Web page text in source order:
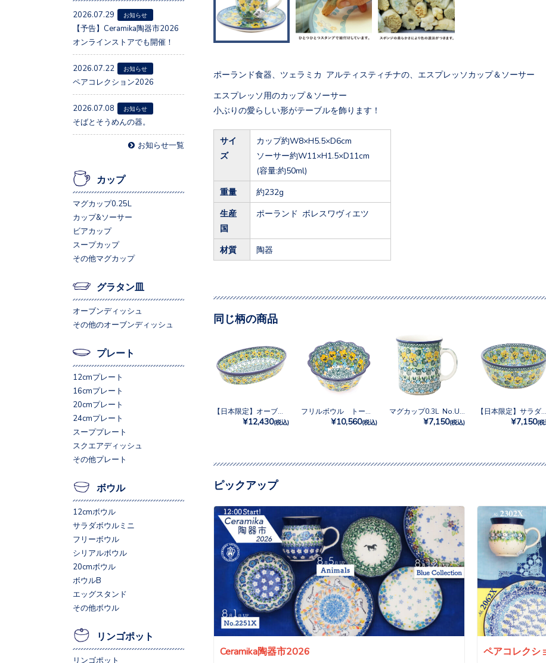
ポーランド食器、ツェラミカ アルティスティチナの、エスプレッソカップ＆ソーサー
エスプレッソ用のカップ＆ソーサー
小ぶりの愛らしい形がテーブルを飾ります！
サイ
ズ
カップ約W8×H5.5×D6cm
ソーサー約W11×H1.5×D11cm
(容量:約50ml)
重量 約232g
生産
国
ポーランド ボレスワヴィエツ
材質 陶器
同じ柄の商品
¥12,430(税込) ¥10,560(税込) ¥7,150(税込)
【日本限定】サラダボウルミニ No.U4-4842
¥7,150(税
ピックアップ
Ceramika陶器市2026 ペアコレクシ
2026.07.29 お知らせ
【予告】Ceramika陶器市2026
オンラインストアでも開催！
2026.07.22 お知らせ
ペアコレクション2026
2026.07.08 お知らせ
そばとそうめんの器。
お知らせ一覧
カップ
マグカップ0.25L
カップ&ソーサー
ビアカップ
スープカップ
その他マグカップ
グラタン皿
オーブンディッシュ
その他のオーブンディッシュ
プレート
12cmプレート
16cmプレート
20cmプレート
24cmプレート
スーププレート
スクエアディッシュ
その他プレート
ボウル
12cmボウル
サラダボウルミニ
フリーボウル
シリアルボウル
20cmボウル
ボウルB
エッグスタンド
その他ボウル
リンゴポット
リンゴポット